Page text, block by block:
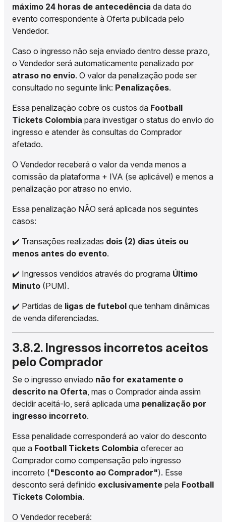
máximo 24 horas de antecedência da data do
evento correspondente à Oferta publicada pelo
Vendedor.
Caso o ingresso não seja enviado dentro desse prazo,
o Vendedor será automaticamente penalizado por
atraso no envio. O valor da penalização pode ser
consultado no seguinte link: Penalizações.
Essa penalização cobre os custos da Football
Tickets Colombia para investigar o status do envio do
ingresso e atender às consultas do Comprador
afetado.
O Vendedor receberá o valor da venda menos a
comissão da plataforma + IVA (se aplicável) e menos a
penalização por atraso no envio.
Essa penalização NÃO será aplicada nos seguintes
casos:
✔️ Transações realizadas dois (2) dias úteis ou
menos antes do evento.
✔️ Ingressos vendidos através do programa Último
Minuto (PUM).
✔️ Partidas de ligas de futebol que tenham dinâmicas
de venda diferenciadas.
3.8.2. Ingressos incorretos aceitos
pelo Comprador
Se o ingresso enviado não for exatamente o
descrito na Oferta, mas o Comprador ainda assim
decidir aceitá-lo, será aplicada uma penalização por
ingresso incorreto.
Essa penalidade corresponderá ao valor do desconto
que a Football Tickets Colombia oferecer ao
Comprador como compensação pelo ingresso
incorreto ("Desconto ao Comprador"). Esse
desconto será definido exclusivamente pela Football
Tickets Colombia.
O Vendedor receberá: